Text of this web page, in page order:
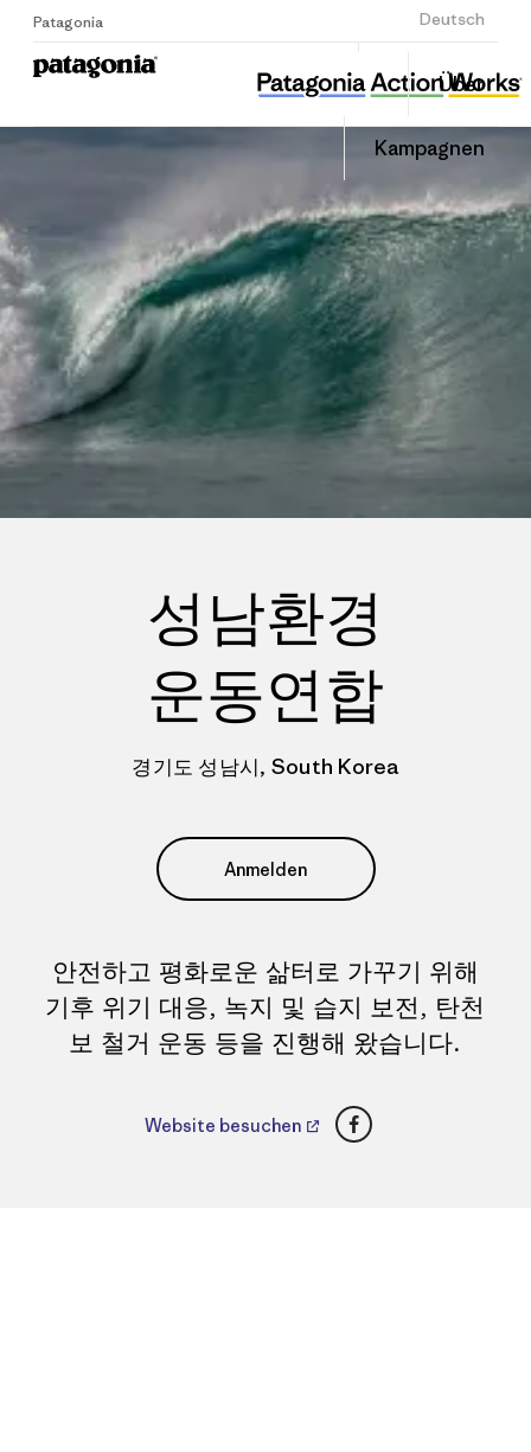
Patagonia Deutsch
Anmelden
Über
Kampagnen
성남환경운동연합
Diesen
Beitrag
Auf
teilen
성남환경
운동연합
경기도 성남시, South Korea
Anmelden
안전하고 평화로운 삶터로 가꾸기 위해
기후 위기 대응, 녹지 및 습지 보전, 탄천
보 철거 운동 등을 진행해 왔습니다.
Website besuchen Facebook